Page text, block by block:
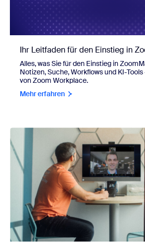
Ihr Leitfaden für den Einstieg in
Alles, was Sie für den Einstieg in
Notizen, Suche, Workflows und KI-
von Zoom Workplace.
Mehr erfahren